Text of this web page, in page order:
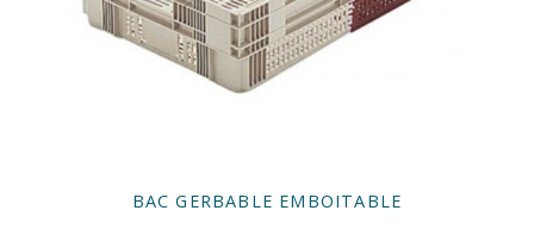
BAC GERBABLE EMBOITABLE